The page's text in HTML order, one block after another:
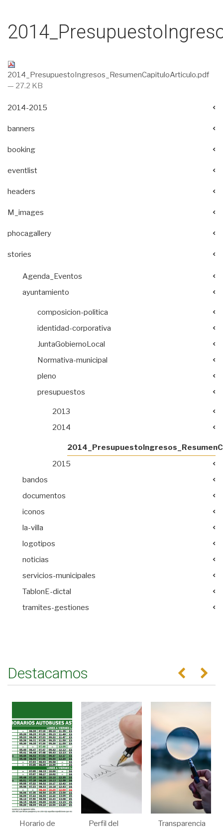
2014_PresupuestoIngresos_ResumenCapituloArticulo.pdf
— 27.2 KB
2014-2015
banners
booking
eventlist
headers
M_images
phocagallery
stories
Agenda_Eventos
ayuntamiento
composicion-politica
identidad-corporativa
JuntaGobiernoLocal
Normativa-municipal
pleno
presupuestos
2013
2014
2015
bandos
documentos
iconos
la-villa
logotipos
noticias
servicios-municipales
TablonE-dictal
tramites-gestiones
Destacamos Anterior
Horario de
Perfil del
Transparencia